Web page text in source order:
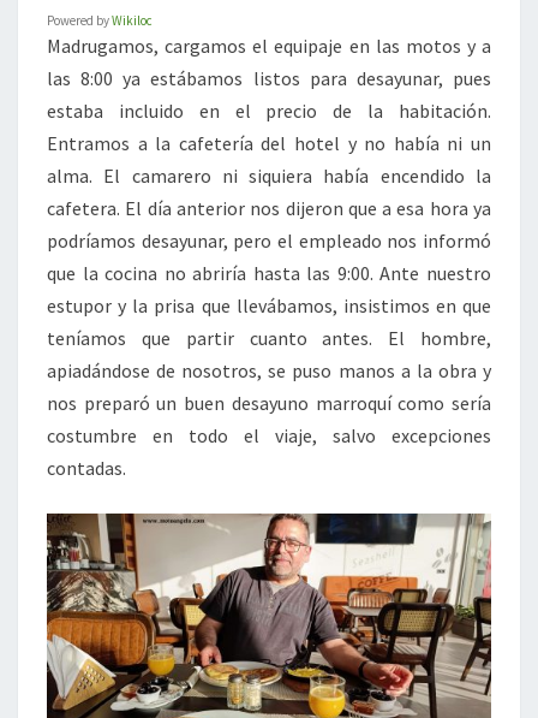
Powered byWikiloc
Madrugamos, cargamos el equipaje en las motos y a
las 8:00 ya estábamos listos para desayunar, pues
estaba incluido en el precio de la habitación.
Entramos a la cafetería del hotel y no había ni un
alma. El camarero ni siquiera había encendido la
cafetera. El día anterior nos dijeron que a esa hora ya
podríamos desayunar, pero el empleado nos informó
que la cocina no abriría hasta las 9:00. Ante nuestro
estupor y la prisa que llevábamos, insistimos en que
teníamos que partir cuanto antes. El hombre,
apiadándose de nosotros, se puso manos a la obra y
nos preparó un buen desayuno marroquí como sería
costumbre en todo el viaje, salvo excepciones
contadas.